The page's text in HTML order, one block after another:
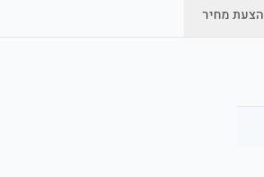
הצעת מחיר